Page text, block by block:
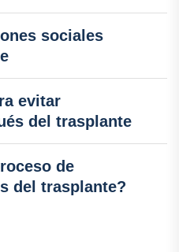
sociales
evitar
del trasplante
de
del trasplante?